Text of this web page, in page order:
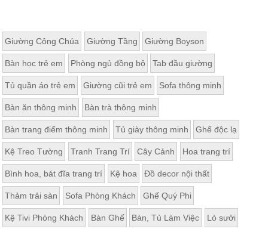
Giường Công Chúa Giường Tầng Giường Boyson
Bàn học trẻ em Phòng ngủ đồng bộ Tab đầu giường
Tủ quần áo trẻ em Giường cũi trẻ em Sofa thông minh
Bàn ăn thông minh Bàn trà thông minh
Bàn trang điểm thông minh Tủ giày thông minh Ghế độc lạ
Kệ Treo Tường Tranh Trang Trí Cây Cảnh Hoa trang trí
Bình hoa, bát đĩa trang trí Kệ hoa Đồ decor nội thất
Thảm trải sàn Sofa Phòng Khách Ghế Quý Phi
Kệ Tivi Phòng Khách Bàn Ghế Bàn, Tủ Làm Việc Lò sưởi